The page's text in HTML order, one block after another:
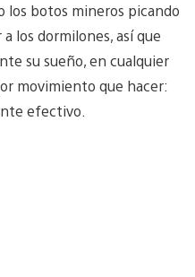
los botos mineros picando
los dormilones, así que
su sueño, en cualquier
movimiento que hacer:
efectivo.